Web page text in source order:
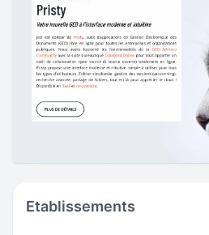
Etablissements